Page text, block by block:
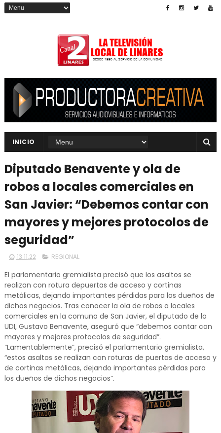
INICIO
Diputado Benavente y ola de
robos a locales comerciales en
San Javier: “Debemos contar con
mayores y mejores protocolos de
seguridad”
13.11.22 REGIONAL
El parlamentario gremialista precisó que los asaltos se
realizan con rotura depuertas de acceso y cortinas
metálicas, dejando importantes pérdidas para los dueños de
dichos negocios. Tras conocer la ola de robos a locales
comerciales en la comuna de San Javier, el diputado de la
UDI, Gustavo Benavente, aseguró que “debemos contar con
mayores y mejores protocolos de seguridad”.
“Lamentablemente”, precisó el parlamentario gremialista,
“estos asaltos se realizan con roturas de puertas de acceso y
de cortinas metálicas, dejando importantes pérdidas para
los dueños de dichos negocios”.